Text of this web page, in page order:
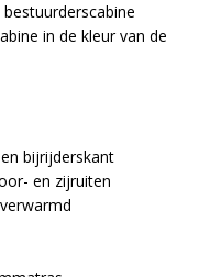
in de kleur van de
bijrijderskant
en zijruiten